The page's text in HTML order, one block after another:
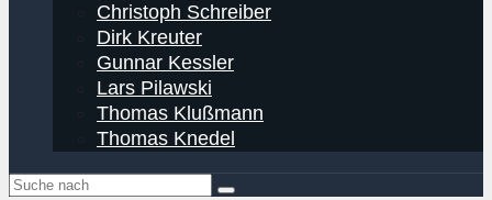
Christoph Schreiber
Dirk Kreuter
Gunnar Kessler
Lars Pilawski
Thomas Klußmann
Thomas Knedel